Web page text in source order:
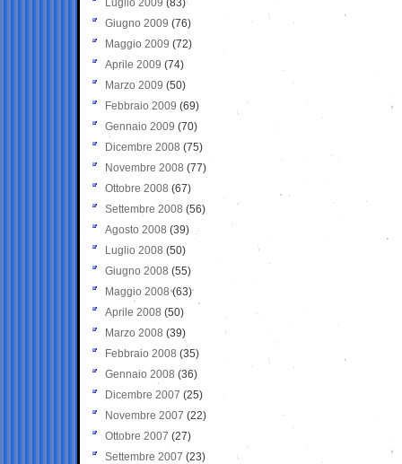
Luglio 2009 (83)
Giugno 2009 (76)
Maggio 2009 (72)
Aprile 2009 (74)
Marzo 2009 (50)
Febbraio 2009 (69)
Gennaio 2009 (70)
Dicembre 2008 (75)
Novembre 2008 (77)
Ottobre 2008 (67)
Settembre 2008 (56)
Agosto 2008 (39)
Luglio 2008 (50)
Giugno 2008 (55)
Maggio 2008(63)
Aprile 2008 (50)
Marzo 2008 (39)
Febbraio 2008 (35)
Gennaio 2008 (36)
Dicembre 2007 (25)
Novembre 2007 (22)
Ottobre 2007 (27)
Settembre 2007 (23)